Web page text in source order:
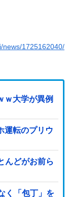
news/1725162040/
ｗ大学が異例
運転のプリウ
んどがお前ら
く「包丁」を